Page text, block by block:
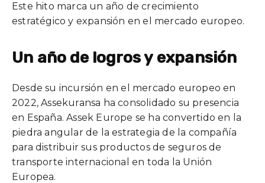
Este hito marca un año de crecimiento
estratégico y expansión en el mercado europeo.
Un año de logros y expansión
Desde su incursión en el mercado europeo en
2022, Assekuransa ha consolidado su presencia
en España. Assek Europe se ha convertido en la
piedra angular de la estrategia de la compañía
para distribuir sus productos de seguros de
transporte internacional en toda la Unión
Europea.